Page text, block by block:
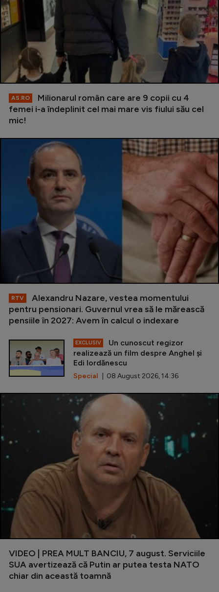
AS.RO
Milionarul român care are 9 copii cu 4
femei i-a îndeplinit cel mai mare vis fiului său cel
mic!
RTV
Alexandru Nazare, vestea momentului
pentru pensionari. Guvernul vrea să le mărească
pensiile în 2027: Avem în calcul o indexare
EXCLUSIV
Un cunoscut regizor
realizează un film despre Anghel și
Edi Iordănescu
Special | 08 August 2026, 14:36
VIDEO | PREA MULT BANCIU, 7 august. Serviciile
SUA avertizează că Putin ar putea testa NATO
chiar din această toamnă